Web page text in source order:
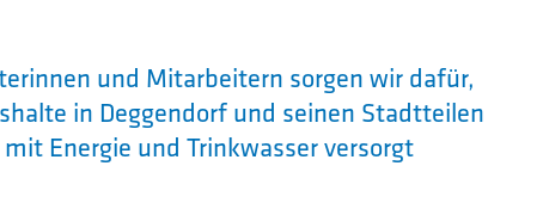
und Mitarbeitern sorgen wir dafür,
in Deggendorf und seinen Stadtteilen
Energie und Trinkwasser versorgt